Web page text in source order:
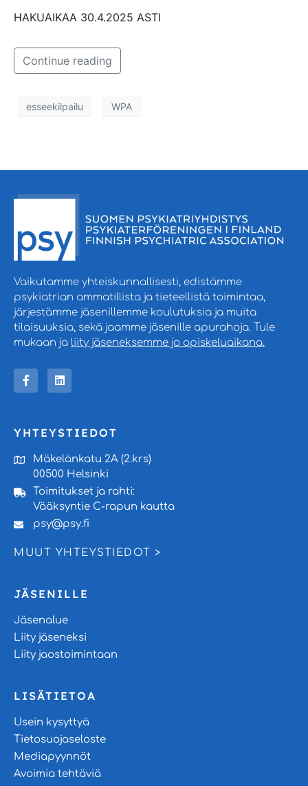
HAKUAIKAA 30.4.2025 ASTI
Continue reading
esseekilpailu WPA
Vaikutamme yhteiskunnallisesti, edistämme
psykiatrian ammatillista ja tieteellistä toimintaa,
järjestämme jäsenillemme koulutuksia ja muita
tilaisuuksia, sekä jaamme jäsenille apurahoja. Tule
mukaan ja liity jäseneksemme jo opiskeluaikana.
YHTEYSTIEDOT
Mäkelänkatu 2A (2.krs)
00500 Helsinki
Toimitukset ja rahti:
Vääksyntie C-rapun kautta
psy@psy.fi
MUUT YHTEYSTIEDOT >
JÄSENILLE
Jäsenalue
Liity jäseneksi
Liity jaostoimintaan
LISÄTIETOA
Usein kysyttyä
Tietosuojaseloste
Mediapyynnöt
Avoimia tehtäviä